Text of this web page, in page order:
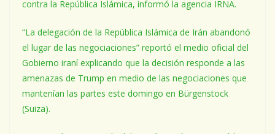
contra la República Islámica, informó la agencia IRNA.
“La delegación de la República Islámica de Irán abandonó
el lugar de las negociaciones” reportó el medio oficial del
Gobierno iraní explicando que la decisión responde a las
amenazas de Trump en medio de las negociaciones que
mantenían las partes este domingo en Bürgenstock
(Suiza).